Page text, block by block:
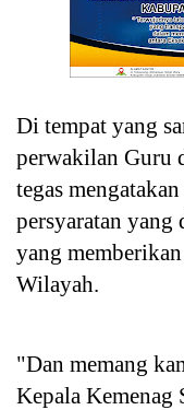
Di tempat yang
perwakilan Guru
tegas
persyaratan
yang
Wilayah.
"Dan memang
Kepala